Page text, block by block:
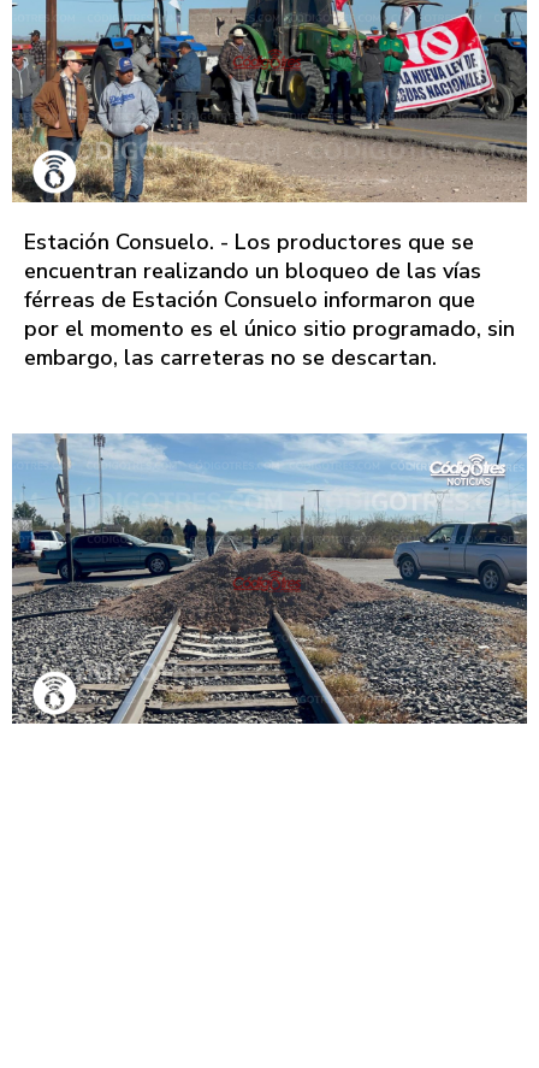
Estación Consuelo. - Los productores que se
encuentran realizando un bloqueo de las vías
férreas de Estación Consuelo informaron que
por el momento es el único sitio programado, sin
embargo, las carreteras no se descartan.